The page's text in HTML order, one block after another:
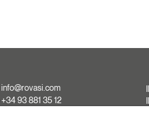
info@rovasi.com
+34 93 881 35 12